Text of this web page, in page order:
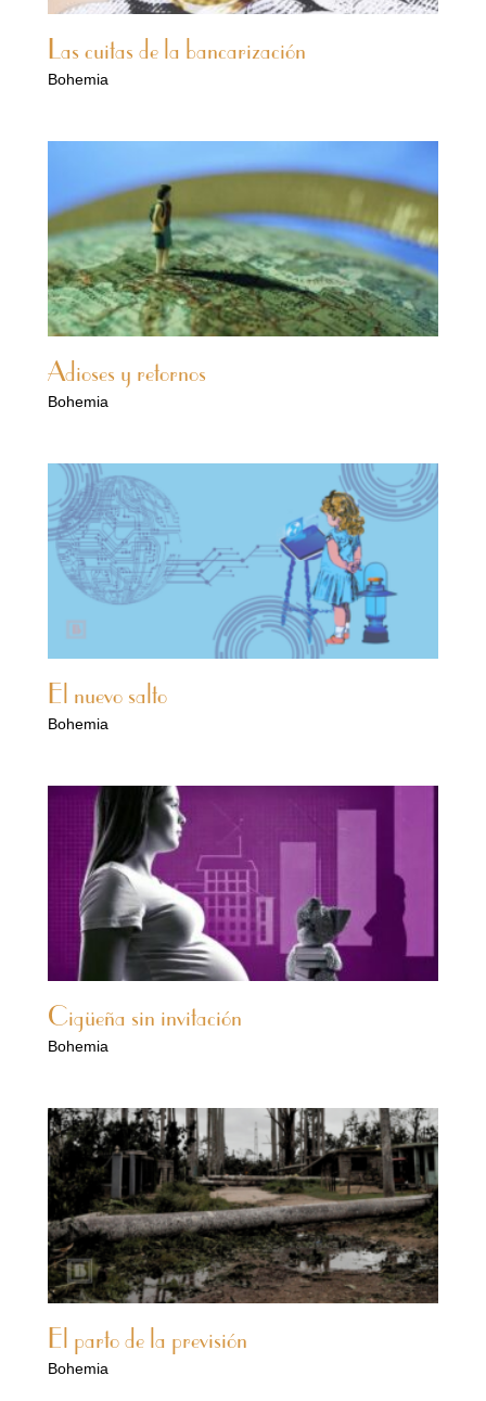
Las cuitas de la bancarización
Bohemia
Adioses y retornos
Bohemia
El nuevo salto
Bohemia
Cigüeña sin invitación
Bohemia
El parto de la previsión
Bohemia